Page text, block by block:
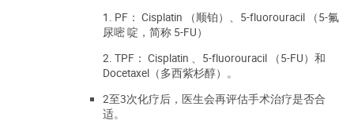
1. PF： Cisplatin （顺铂）、5-fluorouracil （5-氟
尿嘧 啶，简称 5-FU）
2. TPF： Cisplatin 、5-fluorouracil （5-FU）和
Docetaxel（多西紫杉醇）。
2至3次化疗后，医生会再评估手术治疗是否合
适。